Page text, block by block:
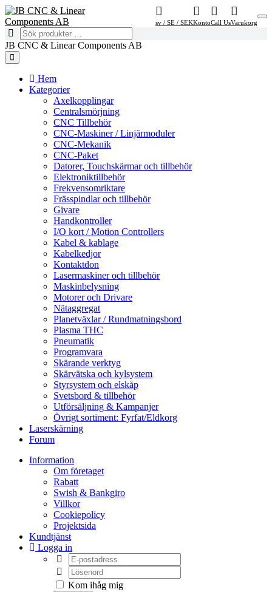
sv / SE / SEKKontoCall UsVarukorg
JB CNC & Linear Components AB
Hem
Kategorier
Axelkopplingar
Centralsmörjning
CNC Tillbehör
CNC-Maskiner / Linjärmoduler
CNC-Mekanik
CNC-Paket
Datorer, Touchskärmar och tillbehör
Elektroniktillbehör
Frekvensomriktare
Frässpindlar och tillbehör
Givare
Handkontroller
I/O kort / Motion Controllers
Kabel & kablage
Kabelkedjor
Kontaktdon
Lasermaskiner och tillbehör
Maskinbelysning
Motorer och Drivare
Nätaggregat
Planetväxlar / Rundmatningsbord
Plasma THC
Pneumatik
Programvara
Skärande verktyg
Skärvätska och kylsystem
Styrsystem och elskåp
Svetsbord & tillbehör
Utförsäljning & Kampanjer
Övrigt sortiment: Fyrfat/Eldkorg
Laserskärning
Forum
Information
Om företaget
Rabatt
Swish & Bankgiro
Villkor
Cookiepolicy
Projektsida
Kundtjänst
Logga in
Kom ihåg mig